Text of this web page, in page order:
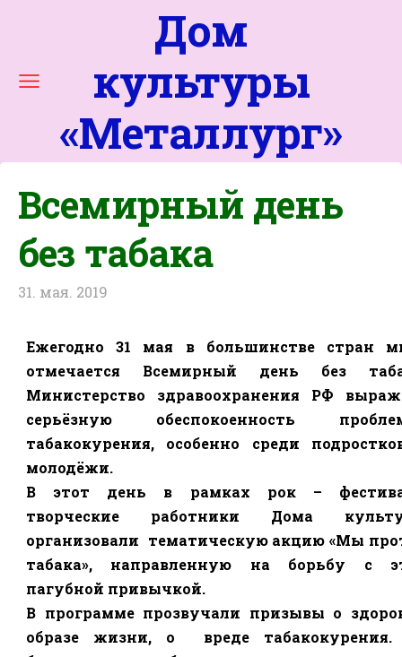
Дом
культуры
«Металлург»
Всемирный день
без табака
31. мая. 2019
Ежегодно 31 мая в большинстве стран
отмечается Всемирный день без
Министерство здравоохранения РФ
серьёзную обеспокоенность
табакокурения, особенно среди
молодёжи.
В этот день в рамках рок –
творческие работники Дома
организовали тематическую акцию «Мы
табака», направленную на борьбу с
пагубной привычкой.
В программе прозвучали призывы о
образе жизни, о
вреде